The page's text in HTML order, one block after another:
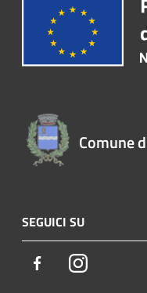
Comune
SEGUICI SU
FacebookInstagram